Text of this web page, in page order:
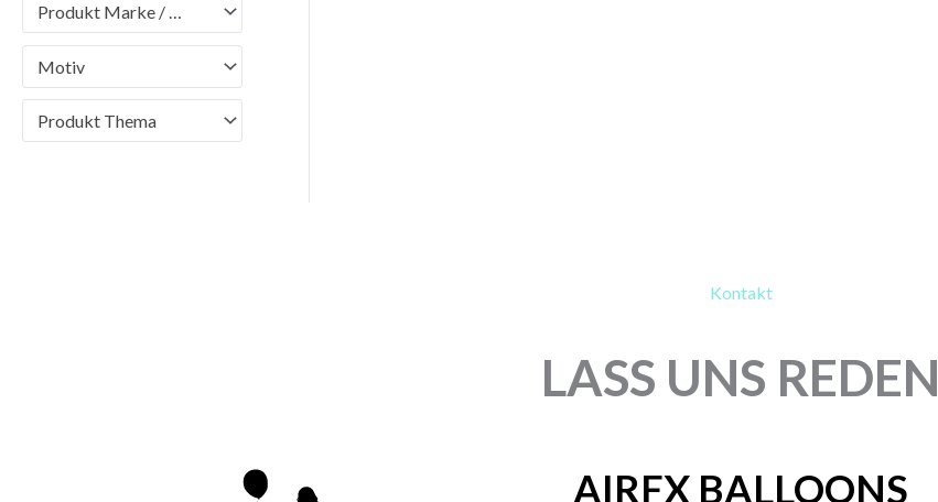
Produkt Marke / Brand
Motiv
Produkt Thema
Kontakt
LASS UNS REDEN
AIRFX BALLOONS